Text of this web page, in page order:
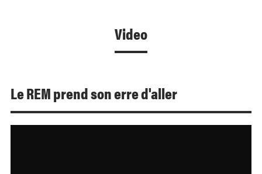
Video
Le REM prend son erre d'aller